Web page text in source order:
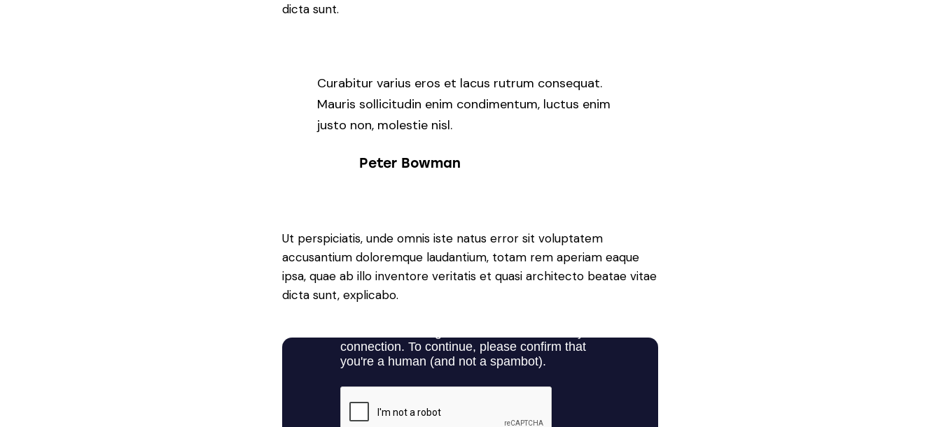
dicta sunt.
Curabitur varius eros et lacus rutrum consequat.
Mauris sollicitudin enim condimentum, luctus enim
justo non, molestie nisl.
Peter Bowman
Ut perspiciatis, unde omnis iste natus error sit voluptatem
accusantium doloremque laudantium, totam rem aperiam eaque
ipsa, quae ab illo inventore veritatis et quasi architecto beatae vitae
dicta sunt, explicabo.